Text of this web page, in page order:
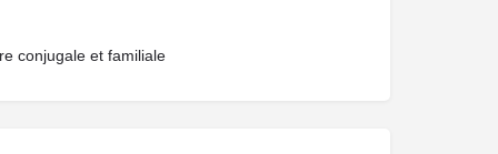
conjugale et familiale